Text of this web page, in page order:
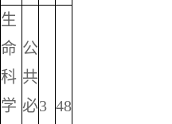
生
命
科
学
公
共
必3 48